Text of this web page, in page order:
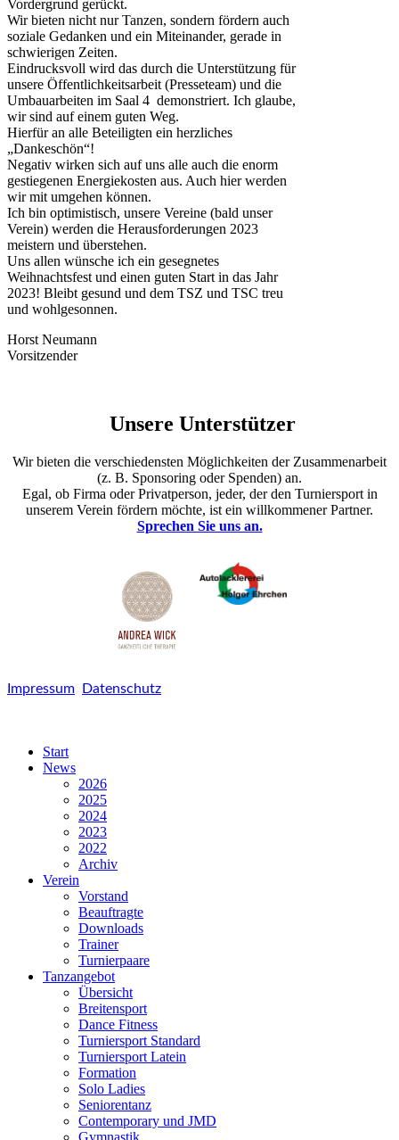
Vordergrund gerückt.
Wir bieten nicht nur Tanzen, sondern fördern auch
soziale Gedanken und ein Miteinander, gerade in
schwierigen Zeiten.
Eindrucksvoll wird das durch die Unterstützung für
unsere Öffentlichkeitsarbeit (Presseteam) und die
Umbauarbeiten im Saal 4 demonstriert. Ich glaube,
wir sind auf einem guten Weg.
Hierfür an alle Beteiligten ein herzliches
„Dankeschön“!
Negativ wirken sich auf uns alle auch die enorm
gestiegenen Energiekosten aus. Auch hier werden
wir mit umgehen können.
Ich bin optimistisch, unsere Vereine (bald unser
Verein) werden die Herausforderungen 2023
meistern und überstehen.
Uns allen wünsche ich ein gesegnetes
Weihnachtsfest und einen guten Start in das Jahr
2023! Bleibt gesund und dem TSZ und TSC treu
und wohlgesonnen.
Horst Neumann
Vorsitzender
Unsere Unterstützer
Wir bieten die verschiedensten Möglichkeiten der Zusammenarbeit
(z. B. Sponsoring oder Spenden) an.
Egal, ob Firma oder Privatperson, jeder, der den Turniersport in
unserem Verein fördern möchte, ist ein willkommener Partner.
Sprechen Sie uns an.
Impressum Datenschutz
Start
News
2026
2025
2024
2023
2022
Archiv
Verein
Vorstand
Beauftragte
Downloads
Trainer
Turnierpaare
Tanzangebot
Übersicht
Breitensport
Dance Fitness
Turniersport Standard
Turniersport Latein
Formation
Solo Ladies
Seniorentanz
Contemporary und JMD
Gymnastik